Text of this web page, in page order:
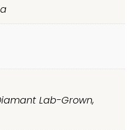
Lab-Grown,